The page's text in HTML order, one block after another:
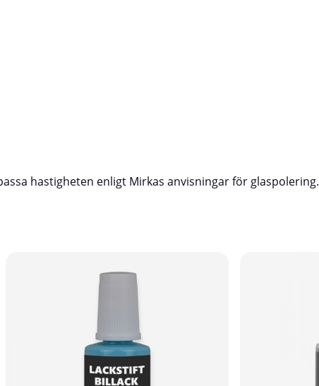
hastigheten enligt Mirkas anvisningar för glaspolering.